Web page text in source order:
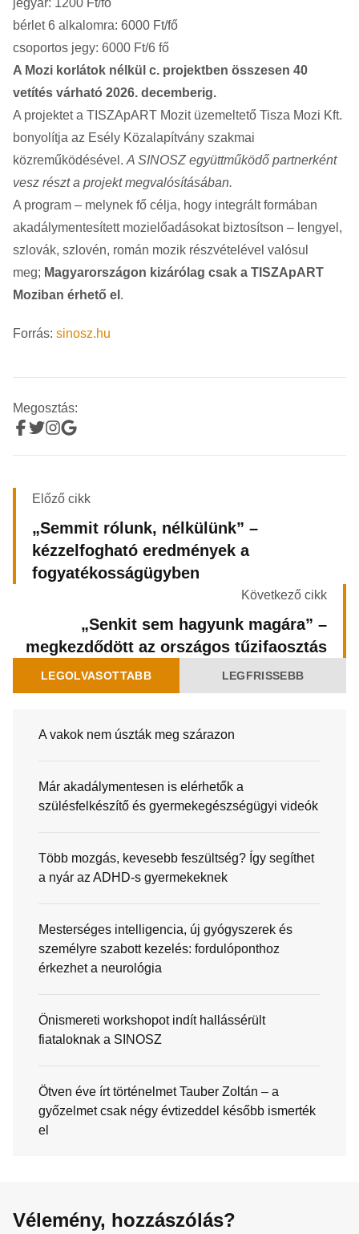
jegyár: 1200 Ft/fő
bérlet 6 alkalomra: 6000 Ft/fő
csoportos jegy: 6000 Ft/6 fő
A Mozi korlátok nélkül c. projektben összesen 40
vetítés várható 2026. decemberig.
A projektet a TISZApART Mozit üzemeltető Tisza Mozi Kft.
bonyolítja az Esély Közalapítvány szakmai
közreműködésével. A SINOSZ együttműködő partnerként
vesz részt a projekt megvalósításában.
A program – melynek fő célja, hogy integrált formában
akadálymentesített mozielőadásokat biztosítson – lengyel,
szlovák, szlovén, román mozik részvételével valósul
meg; Magyarországon kizárólag csak a TISZApART
Moziban érhető el .
Forrás: sinosz.hu
Megosztás:
Előző cikk
„Semmit rólunk, nélkülünk” –
kézzelfogható eredmények a
fogyatékosságügyben
Következő cikk
„Senkit sem hagyunk magára” –
megkezdődött az országos tűzifaosztás
LEGOLVASOTTABB LEGFRISSEBB
A vakok nem úszták meg szárazon
Már akadálymentesen is elérhetők a
szülésfelkészítő és gyermekegészségügyi videók
Több mozgás, kevesebb feszültség? Így segíthet
a nyár az ADHD-s gyermekeknek
Mesterséges intelligencia, új gyógyszerek és
személyre szabott kezelés: fordulóponthoz
érkezhet a neurológia
Önismereti workshopot indít hallássérült
fiataloknak a SINOSZ
Ötven éve írt történelmet Tauber Zoltán – a
győzelmet csak négy évtizeddel később ismerték
el
Vélemény, hozzászólás?